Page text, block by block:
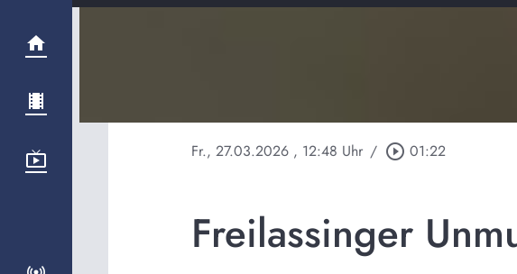
Fr., 27.03.2026 , 12:48 Uhr / play_circle_outline 01:22
Freilassinger